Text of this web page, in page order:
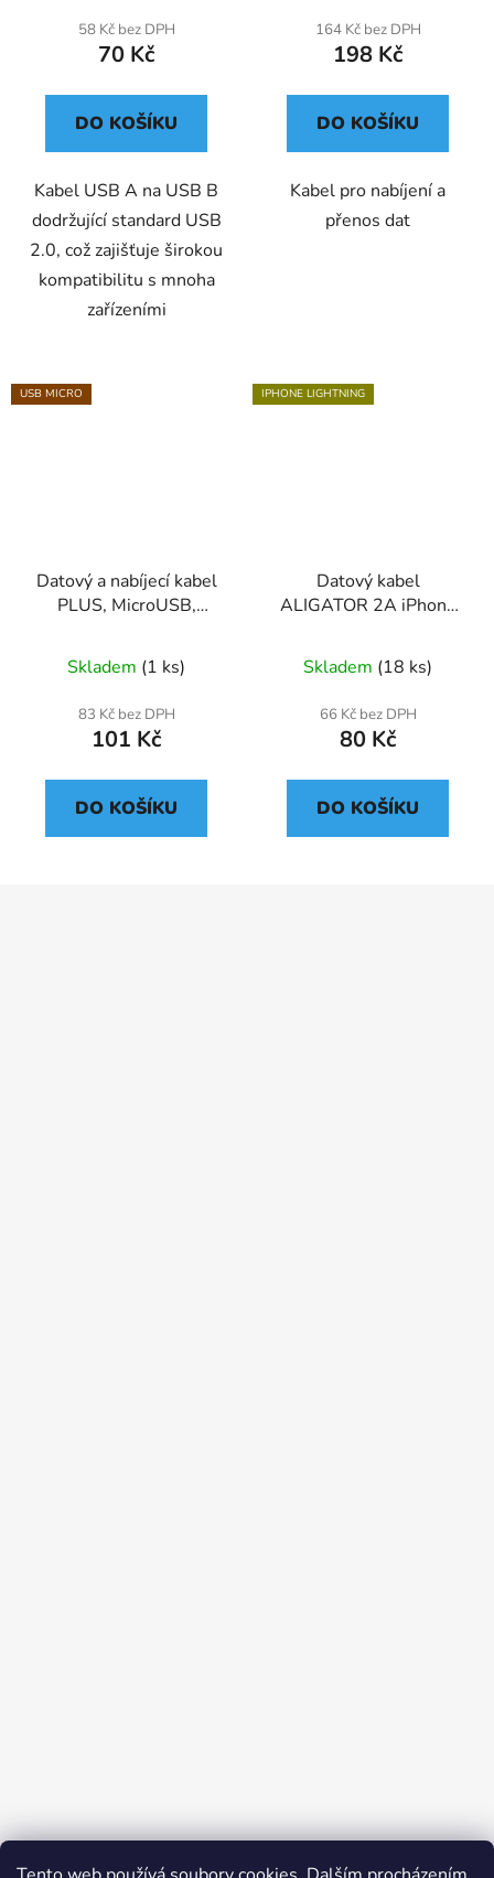
58 Kč bez DPH
70 Kč
DO KOŠÍKU
Kabel USB A na USB B
dodržující standard USB
2.0, což zajišťuje širokou
kompatibilitu s mnoha
zařízeními
164 Kč bez DPH
198 Kč
DO KOŠÍKU
Kabel pro nabíjení a
přenos dat
USB MICRO
Datový a nabíjecí kabel
PLUS, MicroUSB,
Skladem (1 ks)
83 Kč bez DPH
101 Kč
DO KOŠÍKU
IPHONE LIGHTNING
Datový kabel
ALIGATOR 2A iPhone
Skladem (18 ks)
66 Kč bez DPH
80 Kč
DO KOŠÍKU